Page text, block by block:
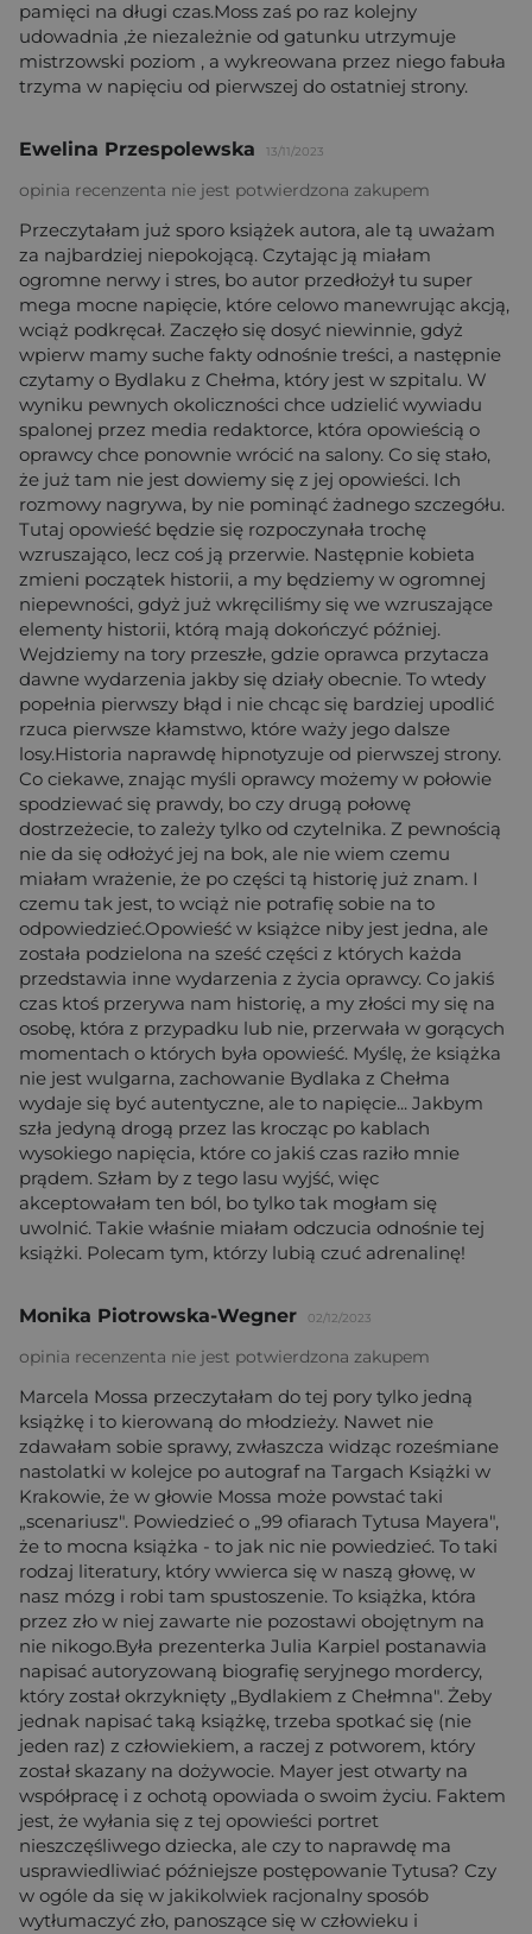
pamięci na długi czas.Moss zaś po raz kolejny
udowadnia ,że niezależnie od gatunku utrzymuje
mistrzowski poziom , a wykreowana przez niego fabuła
trzyma w napięciu od pierwszej do ostatniej strony.
Ewelina Przespolewska 13/11/2023
opinia recenzenta nie jest potwierdzona zakupem
Przeczytałam już sporo książek autora, ale tą uważam
za najbardziej niepokojącą. Czytając ją miałam
ogromne nerwy i stres, bo autor przedłożył tu super
mega mocne napięcie, które celowo manewrując akcją,
wciąż podkręcał. Zaczęło się dosyć niewinnie, gdyż
wpierw mamy suche fakty odnośnie treści, a następnie
czytamy o Bydlaku z Chełma, który jest w szpitalu. W
wyniku pewnych okoliczności chce udzielić wywiadu
spalonej przez media redaktorce, która opowieścią o
oprawcy chce ponownie wrócić na salony. Co się stało,
że już tam nie jest dowiemy się z jej opowieści. Ich
rozmowy nagrywa, by nie pominąć żadnego szczegółu.
Tutaj opowieść będzie się rozpoczynała trochę
wzruszająco, lecz coś ją przerwie. Następnie kobieta
zmieni początek historii, a my będziemy w ogromnej
niepewności, gdyż już wkręciliśmy się we wzruszające
elementy historii, którą mają dokończyć później.
Wejdziemy na tory przeszłe, gdzie oprawca przytacza
dawne wydarzenia jakby się działy obecnie. To wtedy
popełnia pierwszy błąd i nie chcąc się bardziej upodlić
rzuca pierwsze kłamstwo, które waży jego dalsze
losy.Historia naprawdę hipnotyzuje od pierwszej strony.
Co ciekawe, znając myśli oprawcy możemy w połowie
spodziewać się prawdy, bo czy drugą połowę
dostrzeżecie, to zależy tylko od czytelnika. Z pewnością
nie da się odłożyć jej na bok, ale nie wiem czemu
miałam wrażenie, że po części tą historię już znam. I
czemu tak jest, to wciąż nie potrafię sobie na to
odpowiedzieć.Opowieść w książce niby jest jedna, ale
została podzielona na sześć części z których każda
przedstawia inne wydarzenia z życia oprawcy. Co jakiś
czas ktoś przerywa nam historię, a my złości my się na
osobę, która z przypadku lub nie, przerwała w gorących
momentach o których była opowieść. Myślę, że książka
nie jest wulgarna, zachowanie Bydlaka z Chełma
wydaje się być autentyczne, ale to napięcie... Jakbym
szła jedyną drogą przez las krocząc po kablach
wysokiego napięcia, które co jakiś czas raziło mnie
prądem. Szłam by z tego lasu wyjść, więc
akceptowałam ten ból, bo tylko tak mogłam się
uwolnić. Takie właśnie miałam odczucia odnośnie tej
książki. Polecam tym, którzy lubią czuć adrenalinę!
Monika Piotrowska-Wegner 02/12/2023
opinia recenzenta nie jest potwierdzona zakupem
Marcela Mossa przeczytałam do tej pory tylko jedną
książkę i to kierowaną do młodzieży. Nawet nie
zdawałam sobie sprawy, zwłaszcza widząc roześmiane
nastolatki w kolejce po autograf na Targach Książki w
Krakowie, że w głowie Mossa może powstać taki
„scenariusz". Powiedzieć o „99 ofiarach Tytusa Mayera",
że to mocna książka - to jak nic nie powiedzieć. To taki
rodzaj literatury, który wwierca się w naszą głowę, w
nasz mózg i robi tam spustoszenie. To książka, która
przez zło w niej zawarte nie pozostawi obojętnym na
nie nikogo.Była prezenterka Julia Karpiel postanawia
napisać autoryzowaną biografię seryjnego mordercy,
który został okrzyknięty „Bydlakiem z Chełmna". Żeby
jednak napisać taką książkę, trzeba spotkać się (nie
jeden raz) z człowiekiem, a raczej z potworem, który
został skazany na dożywocie. Mayer jest otwarty na
współpracę i z ochotą opowiada o swoim życiu. Faktem
jest, że wyłania się z tej opowieści portret
nieszczęśliwego dziecka, ale czy to naprawdę ma
usprawiedliwiać późniejsze postępowanie Tytusa? Czy
w ogóle da się w jakikolwiek racjonalny sposób
wytłumaczyć zło, panoszące się w człowieku i